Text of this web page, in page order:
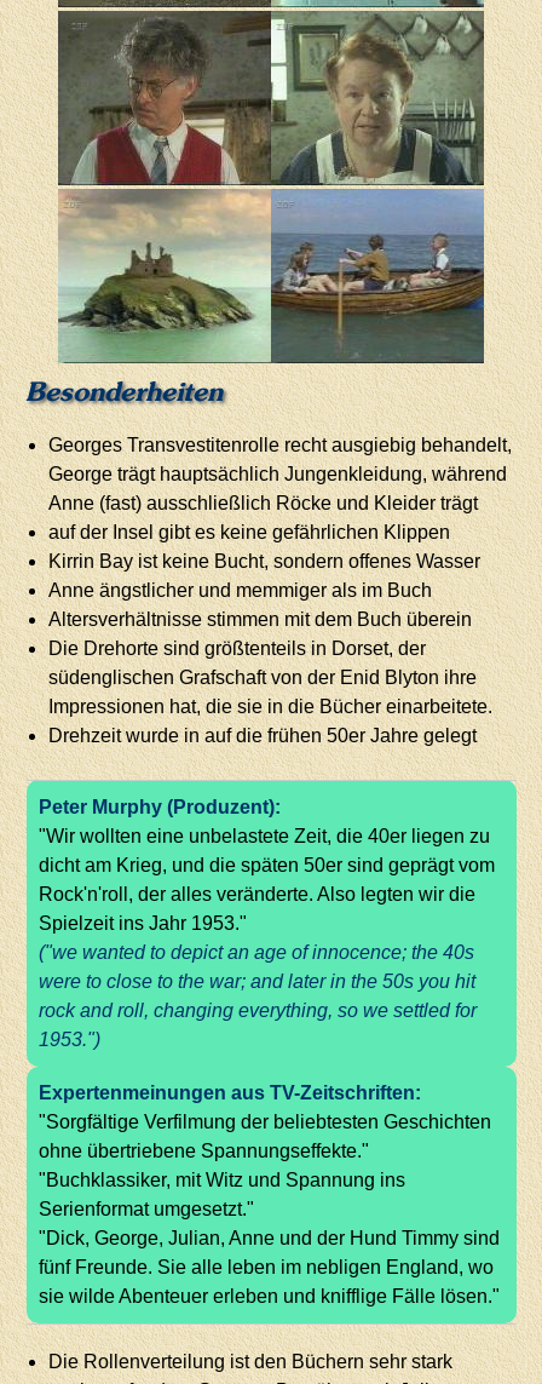
Besonderheiten
Georges Transvestitenrolle recht ausgiebig behandelt,
George trägt hauptsächlich Jungenkleidung, während
Anne (fast) ausschließlich Röcke und Kleider trägt
auf der Insel gibt es keine gefährlichen Klippen
Kirrin Bay ist keine Bucht, sondern offenes Wasser
Anne ängstlicher und memmiger als im Buch
Altersverhältnisse stimmen mit dem Buch überein
Die Drehorte sind größtenteils in Dorset, der
südenglischen Grafschaft von der Enid Blyton ihre
Impressionen hat, die sie in die Bücher einarbeitete.
Drehzeit wurde in auf die frühen 50er Jahre gelegt
Peter Murphy (Produzent):
"Wir wollten eine unbelastete Zeit, die 40er liegen zu
dicht am Krieg, und die späten 50er sind geprägt vom
Rock'n'roll, der alles veränderte. Also legten wir die
Spielzeit ins Jahr 1953."
("we wanted to depict an age of innocence; the 40s
were to close to the war; and later in the 50s you hit
rock and roll, changing everything, so we settled for
1953.")
Expertenmeinungen aus TV-Zeitschriften:
"Sorgfältige Verfilmung der beliebtesten Geschichten
ohne übertriebene Spannungseffekte."
"Buchklassiker, mit Witz und Spannung ins
Serienformat umgesetzt."
"Dick, George, Julian, Anne und der Hund Timmy sind
fünf Freunde. Sie alle leben im nebligen England, wo
sie wilde Abenteuer erleben und knifflige Fälle lösen."
Die Rollenverteilung ist den Büchern sehr stark